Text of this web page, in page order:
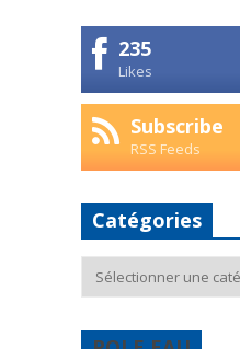
235
Likes
Subscribe
RSS Feeds
Catégories